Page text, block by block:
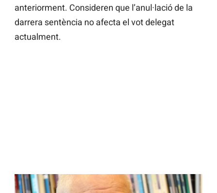
anteriorment. Consideren que l’anul·lació de la
darrera sentència no afecta el vot delegat
actualment.